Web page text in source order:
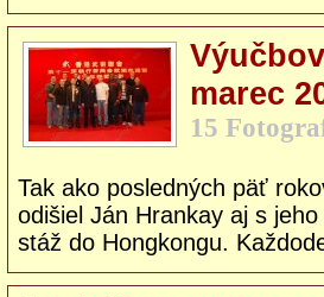
marec
15
Tak ako posledných päť
odišiel Ján Hrankay aj s
stáž do Hongkongu.